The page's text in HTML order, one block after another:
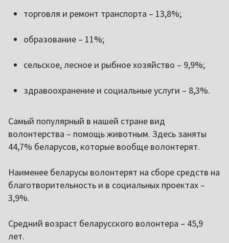
торговля и ремонт транспорта – 13,8%;
образование – 11%;
сельское, лесное и рыбное хозяйство – 9,9%;
здравоохранение и социальные услуги – 8,3%.
Самый популярный в нашей стране вид
волонтерства – помощь животным. Здесь заняты
44,7% беларусов, которые вообще волонтерят.
Наименее беларусы волонтерят на сборе средств на
благотворительность и в социальных проектах –
3,9%.
Средний возраст беларусского волонтера – 45,9
лет.